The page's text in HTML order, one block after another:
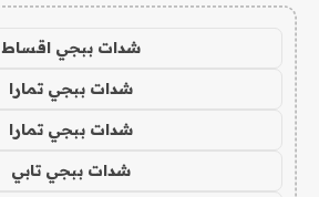
شدات ببجي اقساط
شدات ببجي تمارا
شدات ببجي تمارا
شدات ببجي تابي